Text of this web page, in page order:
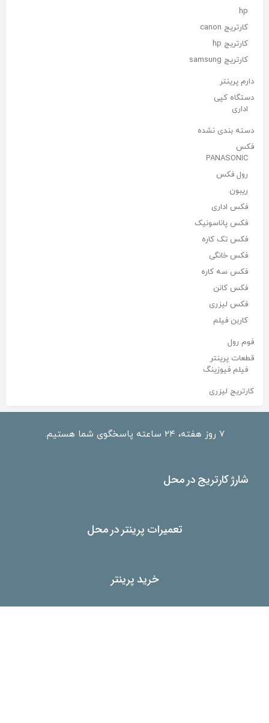
hp
کارتریج canon
کارتریج hp
کارتریج samsung
دارم پرینتر
دستگاه کپی
اداری
دسته بندی نشده
فکس
PANASONIC
رول فکس
ریبون
فکس اداری
فکس پاناسونیک
فکس تک کاره
فکس خانگی
فکس سه کاره
فکس کانن
فکس لیزری
کاربن فیلم
فوم رول
قطعات پرینتر
فیلم فیوزینگ
کارتریج لیزری
۷ روز هفته، ۲۴ ساعته پاسخگوی شما هستیم.
شارژ کارتریج در محل
تعمیرات پرینتر در محل
خرید پرینتر